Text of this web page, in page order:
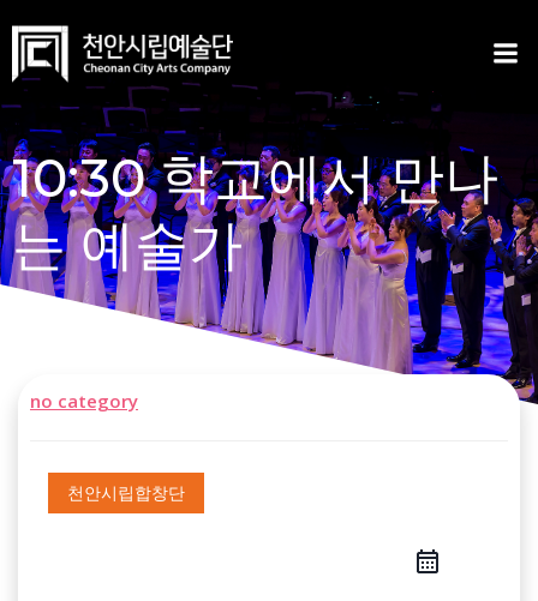
content
10:30 학교에서 만나
는 예술가
no category
천안시립합창단